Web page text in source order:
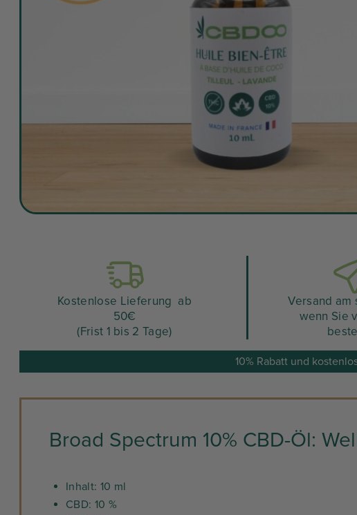
Kostenlose Lieferung ab
50€
(Frist 1 bis 2 Tage)
Versand am
wenn Sie
10% Rabatt und
Broad Spectrum 10% CBD-Öl:
Inhalt: 10 ml
CBD: 10 %